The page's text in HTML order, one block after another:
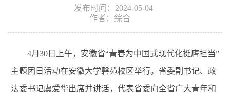
发布时间：2024-05-04
作者： 综合
4月 30 日上午，安徽省“青春为中国式现代化挺膺担当”
主题团日活动在安徽大学磬苑校区举行。省委副书记、政
法委书记虞爱华出席并讲话，代表省委向全省广大青年和